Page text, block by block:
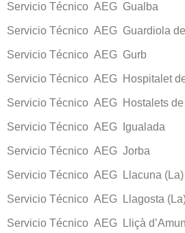
Servicio Técnico AEG Gualba
Servicio Técnico AEG Guardiola
Servicio Técnico AEG Gurb
Servicio Técnico AEG Hospitalet
Servicio Técnico AEG Hostalets
Servicio Técnico AEG Igualada
Servicio Técnico AEG Jorba
Servicio Técnico AEG Llacuna (La)
Servicio Técnico AEG Llagosta
Servicio Técnico AEG Lliçà